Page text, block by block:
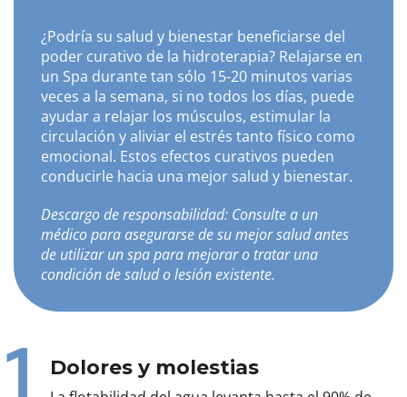
¿Podría su salud y bienestar beneficiarse del
poder curativo de la hidroterapia? Relajarse en
un Spa durante tan sólo 15-20 minutos varias
veces a la semana, si no todos los días, puede
ayudar a relajar los músculos, estimular la
circulación y aliviar el estrés tanto físico como
emocional. Estos efectos curativos pueden
conducirle hacia una mejor salud y bienestar.
Descargo de responsabilidad: Consulte a un
médico para asegurarse de su mejor salud antes
de utilizar un spa para mejorar o tratar una
condición de salud o lesión existente.
Dolores y molestias